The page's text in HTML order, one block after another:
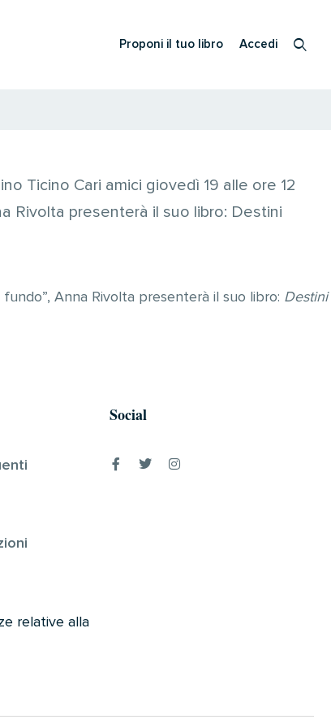
Proponi il tuo libro Accedi
Ticino Cari amici giovedì 19 alle ore 12
Rivolta presenterà il suo libro: Destini
Anna Rivolta presenterà il suo libro:
relative alla
Social